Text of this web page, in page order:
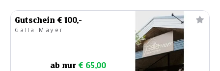
Gutschein € 100,-
Galla Mayer
ab nur € 65,00